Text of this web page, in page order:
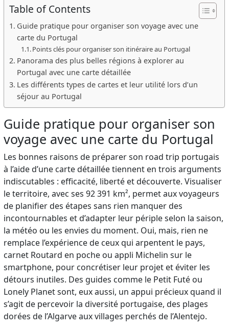
Table of Contents
Guide pratique pour organiser son voyage avec une
carte du Portugal
Points clés pour organiser son itinéraire au Portugal
Panorama des plus belles régions à explorer au
Portugal avec une carte détaillée
Les différents types de cartes et leur utilité lors d’un
séjour au Portugal
Guide pratique pour organiser son
voyage avec une carte du Portugal
Les bonnes raisons de préparer son road trip portugais
à l’aide d’une carte détaillée tiennent en trois arguments
indiscutables : efficacité, liberté et découverte. Visualiser
le territoire, avec ses 92 391 km², permet aux voyageurs
de planifier des étapes sans rien manquer des
incontournables et d’adapter leur périple selon la saison,
la météo ou les envies du moment. Oui, mais, rien ne
remplace l’expérience de ceux qui arpentent le pays,
carnet Routard en poche ou appli Michelin sur le
smartphone, pour concrétiser leur projet et éviter les
détours inutiles. Des guides comme le Petit Futé ou
Lonely Planet sont, eux aussi, un appui précieux quand il
s’agit de percevoir la diversité portugaise, des plages
dorées de l’Algarve aux villages perchés de l’Alentejo.